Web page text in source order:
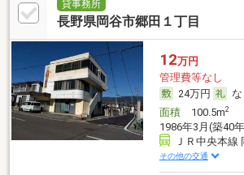
貸事務所
長野県岡谷市郷田１丁目
12万円
管理費等なし
24万円
な
面積100.5m2
1986年3月(築40
ＪＲ中央本線
その他の交通